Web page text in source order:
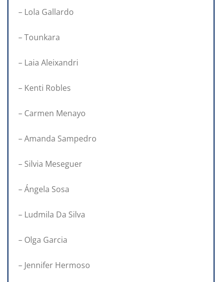
– Lola Gallardo
– Tounkara
– Laia Aleixandri
– Kenti Robles
– Carmen Menayo
– Amanda Sampedro
– Silvia Meseguer
– Ángela Sosa
– Ludmila Da Silva
– Olga Garcia
– Jennifer Hermoso